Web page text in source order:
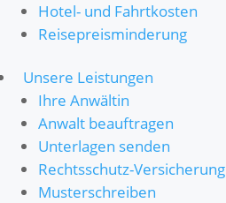
Hotel- und Fahrtkosten
Reisepreisminderung
Unsere Leistungen
Ihre Anwältin
Anwalt beauftragen
Unterlagen senden
Rechtsschutz-Versicherung
Musterschreiben